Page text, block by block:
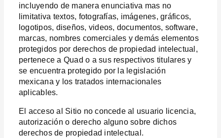
incluyendo de manera enunciativa mas no
limitativa textos, fotografías, imágenes, gráficos,
logotipos, diseños, videos, documentos, software,
marcas, nombres comerciales y demás elementos
protegidos por derechos de propiedad intelectual,
pertenece a Quad o a sus respectivos titulares y
se encuentra protegido por la legislación
mexicana y los tratados internacionales
aplicables.
El acceso al Sitio no concede al usuario licencia,
autorización o derecho alguno sobre dichos
derechos de propiedad intelectual.